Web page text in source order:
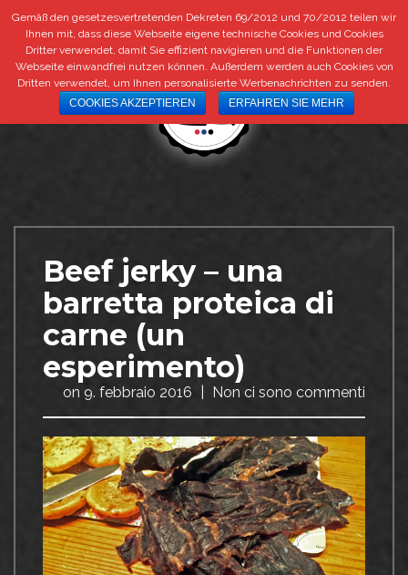
+39 0473 292 292 | info@bestbeef.it DE IT
Beef jerky – una
barretta proteica di
carne (un
esperimento)
on 9. febbraio 2016 Non ci sono commenti
Gemäß den gesetzesvertretenden Dekreten 69/2012 und 70/2012 teilen wir
Ihnen mit, dass diese Webseite eigene technische Cookies und Cookies
Dritter verwendet, damit Sie effizient navigieren und die Funktionen der
Webseite einwandfrei nutzen können. Außerdem werden auch Cookies von
Dritten verwendet, um Ihnen personalisierte Werbenachrichten zu senden.
COOKIES AKZEPTIEREN
ERFAHREN SIE MEHR